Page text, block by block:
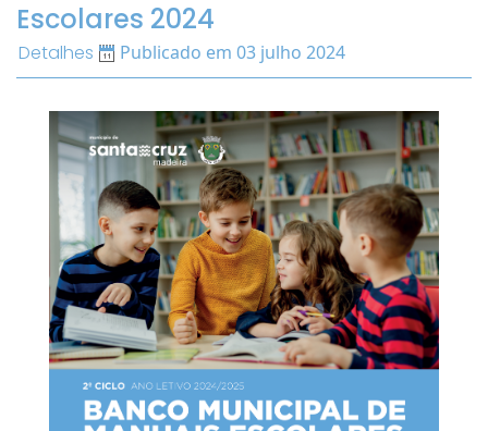
Escolares 2024
Detalhes Publicado em 03 julho 2024